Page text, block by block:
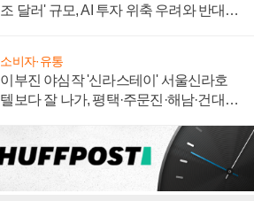
조 달러' 규모, AI 투자 위축 우려와 반대
소비자·유통
이부진 야심작 '신라스테이' 서울신라호
텔보다 잘 나가, 평택·주문진·해남·건대로